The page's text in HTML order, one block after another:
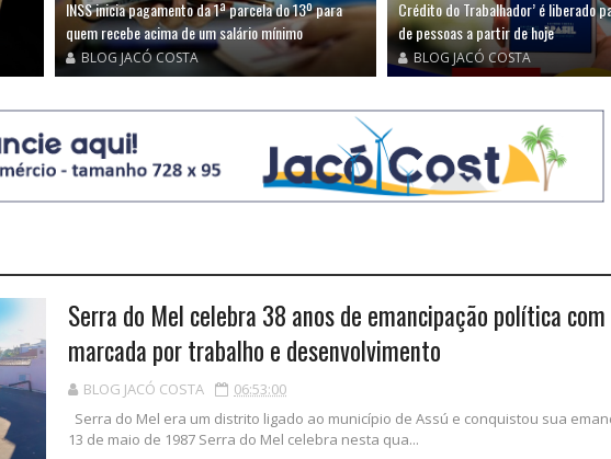
INSS inicia pagamento da 1ª parcela do 13º para
quem recebe acima de um salário mínimo
BLOG JACÓ COSTA
Crédito do Trabalhador’ é liberado
de pessoas a partir de hoje
BLOG JACÓ COSTA
Serra do Mel celebra 38 anos de emancipação política
marcada por trabalho e desenvolvimento
BLOG JACÓ COSTA
06:53:00
Serra do Mel era um distrito ligado ao município de Assú e conquistou sua
13 de maio de 1987 Serra do Mel celebra nesta qua...